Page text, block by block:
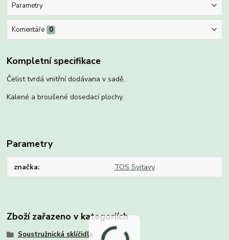
Parametry
Komentáře 0
Kompletní specifikace
Čelist tvrdá vnitřní dodávana v sadě.
Kalené a broušené dosedací plochy.
Parametry
značka TOS Svitavy
Zboží zařazeno v kategoriích
Soustružnická sklíčidla